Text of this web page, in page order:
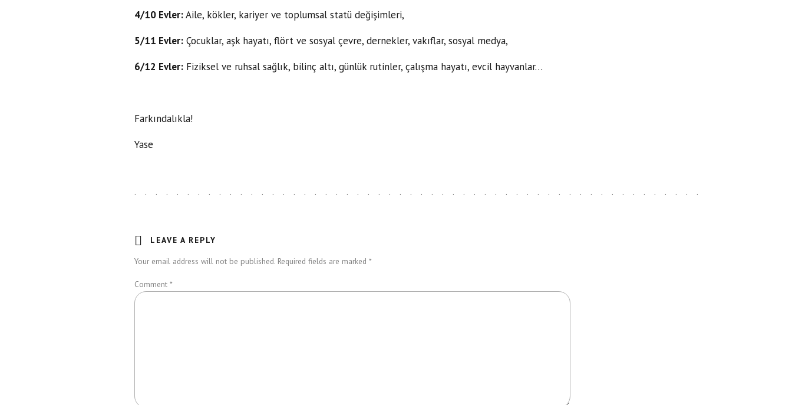
4/10 Evler:Aile, kökler, kariyer ve toplumsal statü değişimleri,
5/11 Evler: Çocuklar, aşk hayatı, flört ve sosyal çevre, dernekler, vakıflar, sosyal medya,
6/12 Evler: Fiziksel ve ruhsal sağlık, bilinç altı, günlük rutinler, çalışma hayatı, evcil hayvanlar…
Farkındalıkla!
Yase
LEAVE A REPLY
Your email address will not be published. Required fields are marked *
Comment *